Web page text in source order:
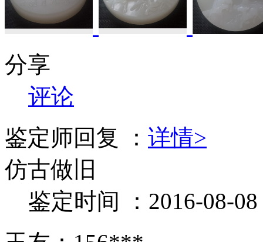
分享
评论
鉴定师回复 ： 详情>
仿古做旧
鉴定时间 ：2016-08-08